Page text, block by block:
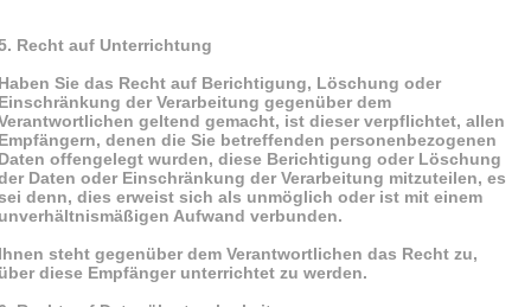
Recht auf Unterrichtung
Sie das Recht auf Berichtigung, Löschung oder
der Verarbeitung gegenüber dem
geltend gemacht, ist dieser verpflichtet, allen
denen die Sie betreffenden personenbezogenen
offengelegt wurden, diese Berichtigung oder Löschung
Daten oder Einschränkung der Verarbeitung mitzuteilen, es
denn, dies erweist sich als unmöglich oder ist mit einem
Aufwand verbunden.
steht gegenüber dem Verantwortlichen das Recht zu,
diese Empfänger unterrichtet zu werden.